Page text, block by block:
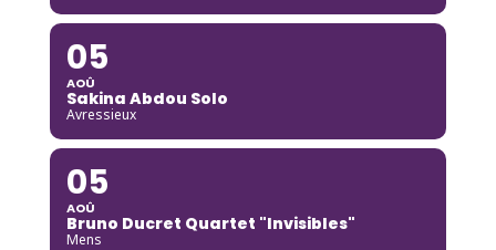
05
AOÛ
Sakina Abdou Solo
Avressieux
05
AOÛ
Bruno Ducret Quartet "Invisibles"
Mens